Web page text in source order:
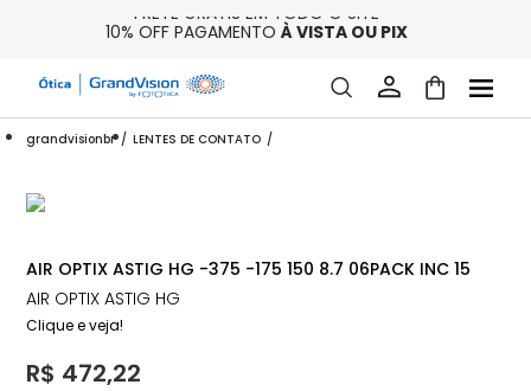
FRETE GRÁTIS EM TODO O SITE
10% OFF PAGAMENTO À VISTA OU PIX
15% OFF NA PRIMEIRA COMPRA (CONSULTE REGULAMENTO)
32% OFF NO COMBO - CONS. REG.
grandvisionbr LENTES DE CONTATO
AIR OPTIX ASTIG HG -375 -175 150 8.7 06PACK INC 15
AIR OPTIX ASTIG HG
Clique e veja!
R$ 472,22